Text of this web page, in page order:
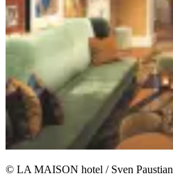
© LA MAISON hotel / Sven Paustian